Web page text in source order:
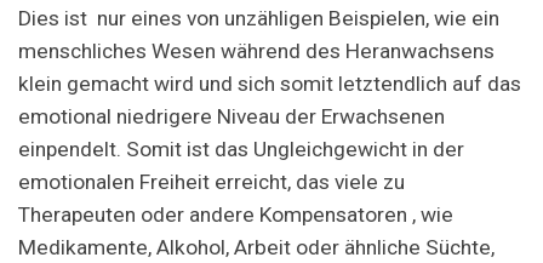
Dies ist nur eines von unzähligen Beispielen, wie ein
menschliches Wesen während des Heranwachsens
klein gemacht wird und sich somit letztendlich auf das
emotional niedrigere Niveau der Erwachsenen
einpendelt. Somit ist das Ungleichgewicht in der
emotionalen Freiheit erreicht, das viele zu
Therapeuten oder andere Kompensatoren , wie
Medikamente, Alkohol, Arbeit oder ähnliche Süchte,